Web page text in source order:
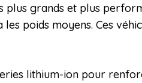
grands et plus
poids moyens. Ces
lithium-ion pour